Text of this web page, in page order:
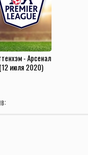
- Арсенал
(12 июля 2020)